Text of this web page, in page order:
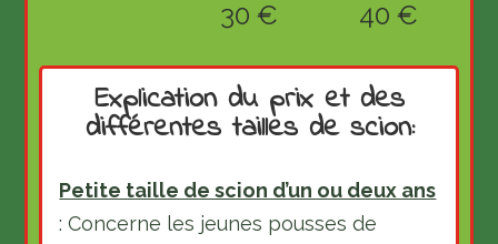
30 €
40 €
Explication du prix et des
différentes tailles de scion:
Petite taille de scion d’un ou deux ans
: Concerne les jeunes pousses de